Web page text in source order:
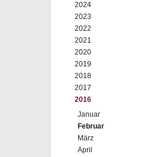
2024
2023
2022
2021
2020
2019
2018
2017
2016
Januar
Februar
März
April